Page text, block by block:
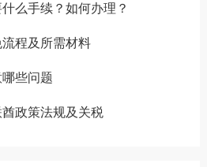
么手续？如何办理？
程及所需材料
些问题
政策法规及关税